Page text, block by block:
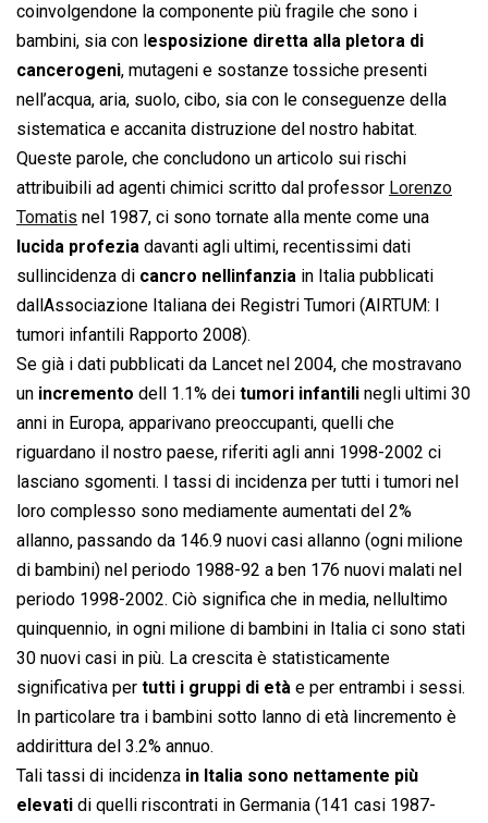
coinvolgendone la componente più fragile che sono i
bambini, sia con l esposizione diretta alla pletora di
cancerogeni, mutageni e sostanze tossiche presenti
nell’acqua, aria, suolo, cibo, sia con le conseguenze della
sistematica e accanita distruzione del nostro habitat.
Queste parole, che concludono un articolo sui rischi
attribuibili ad agenti chimici scritto dal professor Lorenzo
Tomatis nel 1987, ci sono tornate alla mente come una
lucida profezia davanti agli ultimi, recentissimi dati
sullincidenza di cancro nellinfanzia in Italia pubblicati
dallAssociazione Italiana dei Registri Tumori (AIRTUM: I
tumori infantili Rapporto 2008).
Se già i dati pubblicati da Lancet nel 2004, che mostravano
un incremento dell 1.1% dei tumori infantili negli ultimi 30
anni in Europa, apparivano preoccupanti, quelli che
riguardano il nostro paese, riferiti agli anni 1998-2002 ci
lasciano sgomenti. I tassi di incidenza per tutti i tumori nel
loro complesso sono mediamente aumentati del 2%
allanno, passando da 146.9 nuovi casi allanno (ogni milione
di bambini) nel periodo 1988-92 a ben 176 nuovi malati nel
periodo 1998-2002. Ciò significa che in media, nellultimo
quinquennio, in ogni milione di bambini in Italia ci sono stati
30 nuovi casi in più. La crescita è statisticamente
significativa per tutti i gruppi di età e per entrambi i sessi.
In particolare tra i bambini sotto lanno di età lincremento è
addirittura del 3.2% annuo.
Tali tassi di incidenza in Italia sono nettamente più
elevati di quelli riscontrati in Germania (141 casi 1987-